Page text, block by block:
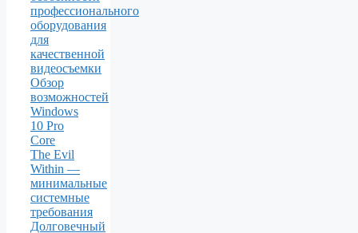
профессионального
оборудования
для
качественной
видеосъемки
Обзор
возможностей
Windows
10 Pro
Core
The Evil
Within —
минимальные
системные
требования
Долговечный